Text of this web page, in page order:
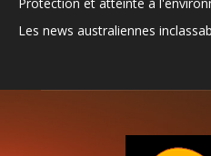
Les news australiennes